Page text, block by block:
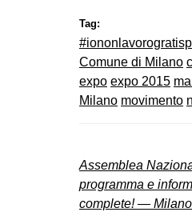
Tag:
Comune di Milano
expo expo 2015
Milano movimento
Assemblea
programma e
complete! —